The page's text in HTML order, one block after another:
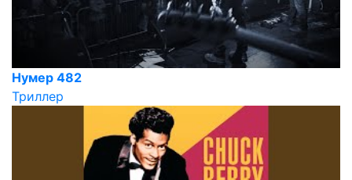
Нумер 482
Триллер